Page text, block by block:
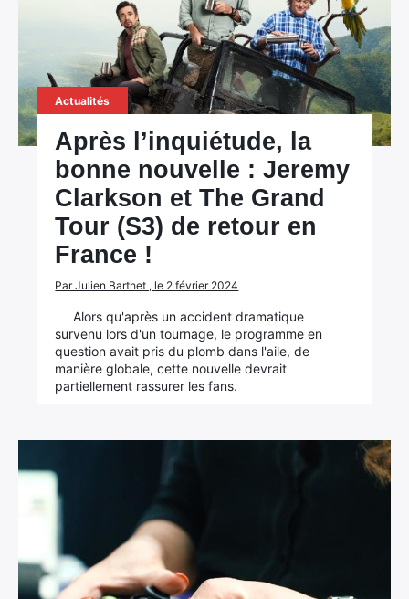
Actualités
Après l’inquiétude, la
bonne nouvelle : Jeremy
Clarkson et The Grand
Tour (S3) de retour en
France !
Par Julien Barthet , le 2 février 2024
Alors qu'après un accident dramatique
survenu lors d'un tournage, le programme en
question avait pris du plomb dans l'aile, de
manière globale, cette nouvelle devrait
partiellement rassurer les fans.